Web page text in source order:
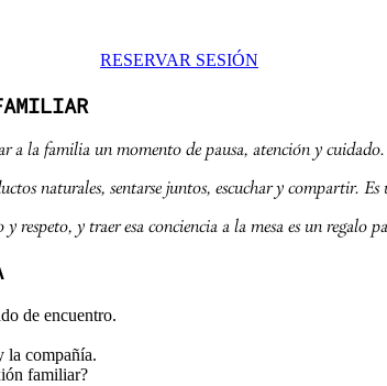
RESERVAR SESIÓN
a la familia un momento de pausa, atención y
naturales, sentarse juntos, escuchar y compartir.
respeto, y traer esa conciencia a la mesa es un regalo
de encuentro.
la compañía.
familiar?